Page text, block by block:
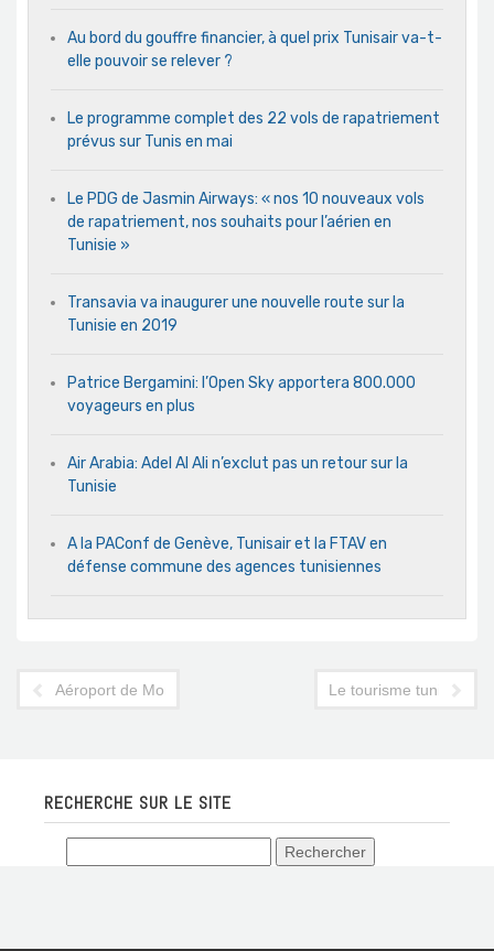
Au bord du gouffre financier, à quel prix Tunisair va-t-
elle pouvoir se relever ?
Le programme complet des 22 vols de rapatriement
prévus sur Tunis en mai
Le PDG de Jasmin Airways: « nos 10 nouveaux vols
de rapatriement, nos souhaits pour l’aérien en
Tunisie »
Transavia va inaugurer une nouvelle route sur la
Tunisie en 2019
Patrice Bergamini: l’Open Sky apportera 800.000
voyageurs en plus
Air Arabia: Adel Al Ali n’exclut pas un retour sur la
Tunisie
A la PAConf de Genève, Tunisair et la FTAV en
défense commune des agences tunisiennes
Aéroport de Monastir : un an après, la fin du bras de fer avec
Le tourisme tunisien
RECHERCHE SUR LE SITE